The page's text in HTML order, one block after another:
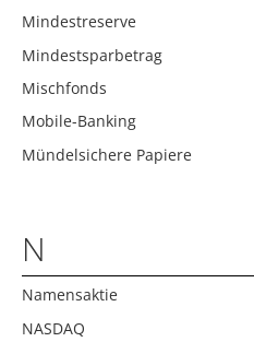
Mindestreserve
Mindestsparbetrag
Mischfonds
Mobile-Banking
Mündelsichere Papiere
N
Namensaktie
NASDAQ